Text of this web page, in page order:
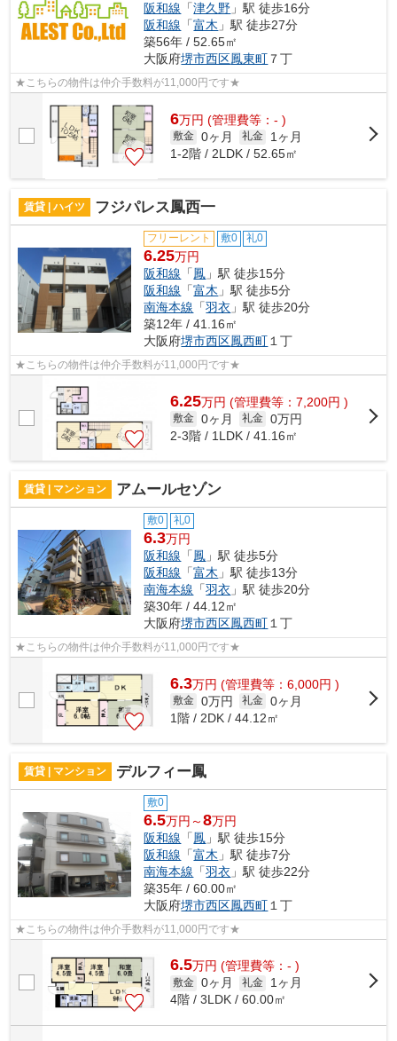
阪和線 「津久野 」駅 徒歩16分
阪和線 「富木 」駅 徒歩27分
築56年 / 52.65㎡
大阪府堺市西区鳳東町 ７丁
★こちらの物件は仲介手数料が11,000円です★
6万円 (管理費等：- )
敷金 0ヶ月 礼金
1ヶ月
1-2階 / 2LDK / 52.65㎡
賃貸 | ハイツ フジパレス鳳西一
フリーレント 敷0 礼0
6.25万円
阪和線 「鳳 」駅 徒歩15分
阪和線 「富木 」駅 徒歩5分
南海本線 「羽衣 」駅 徒歩20分
築12年 / 41.16㎡
大阪府堺市西区鳳西町１丁
★こちらの物件は仲介手数料が11,000円です★
6.25万円 (管理費等：7,200円 )
敷金 0ヶ月 礼金 0万円
2-3階 / 1LDK / 41.16㎡
賃貸 | マンション アムールセゾン
敷0 礼0
6.3万円
阪和線 「鳳 」駅 徒歩5分
阪和線 「富木 」駅 徒歩13分
南海本線 「羽衣 」駅 徒歩20分
築30年 / 44.12㎡
大阪府堺市西区鳳西町 １丁
★こちらの物件は仲介手数料が11,000円です★
6.3万円 (管理費等：6,000円 )
敷金 0万円 礼金 0ヶ月
1階 / 2DK / 44.12㎡
賃貸 | マンション デルフィー鳳
敷0
6.5万円～8万円
阪和線 「鳳 」駅 徒歩15分
阪和線 「富木 」駅 徒歩7分
南海本線 「羽衣 」駅 徒歩22分
築35年 / 60.00㎡
大阪府堺市西区鳳西町 １丁
★こちらの物件は仲介手数料が11,000円です★
6.5万円 (管理費等：- )
敷金 0ヶ月 礼金
1ヶ月
4階 / 3LDK / 60.00㎡